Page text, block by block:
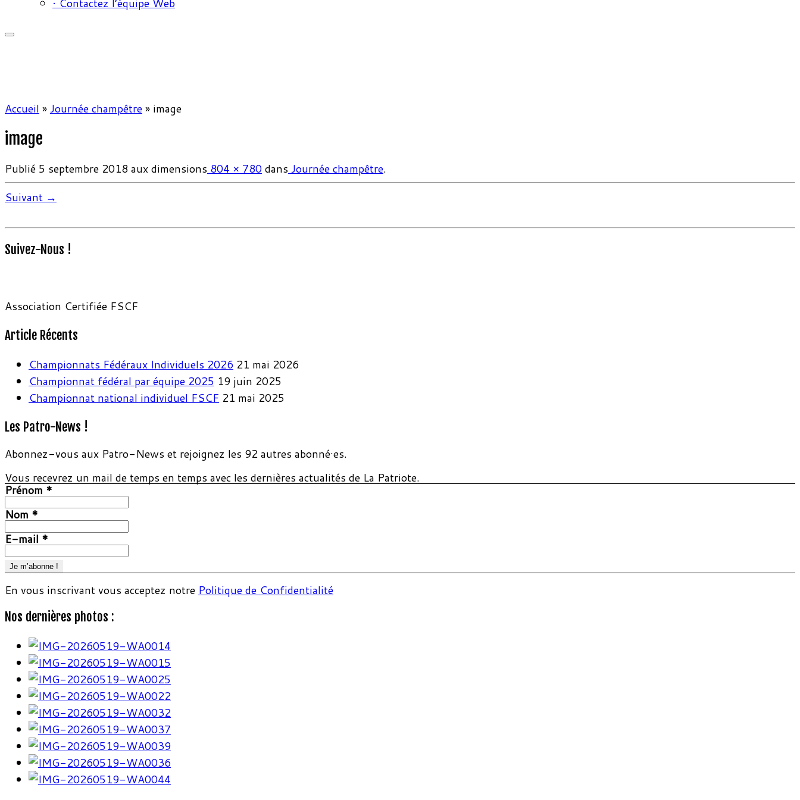
• Contactez l’équipe Web
Accueil »Journée champêtre» image
image
Publié 5 septembre 2018 aux dimensions 804 × 780 dans Journée champêtre.
Suivant →
Suivez-Nous !
Association Certifiée FSCF
Article Récents
Championnats Fédéraux Individuels 2026 21 mai 2026
Championnat fédéral par équipe 2025 19 juin 2025
Championnat national individuel FSCF 21 mai 2025
Les Patro-News !
Abonnez-vous aux Patro-News et rejoignez les 92 autres abonné·es.
Vous recevrez un mail de temps en temps avec les dernières actualités de La Patriote.
Prénom *
Nom *
E-mail *
En vous inscrivant vous acceptez notre Politique de Confidentialité
Nos dernières photos :